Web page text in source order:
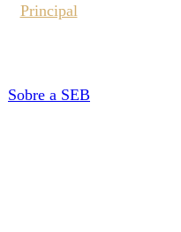
Principal
Sobre a SEB